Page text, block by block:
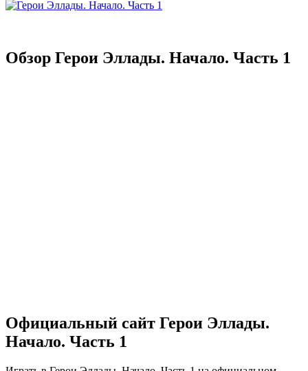
Обзор Герои Эллады. Начало. Часть 1
Официальный сайт Герои Эллады.
Начало. Часть 1